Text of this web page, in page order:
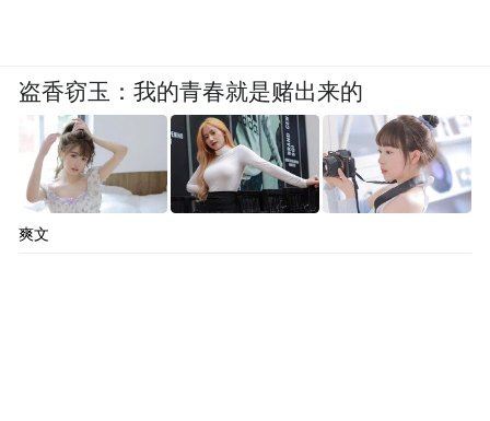
盗香窃玉：我的青春就是赌出来的
爽文